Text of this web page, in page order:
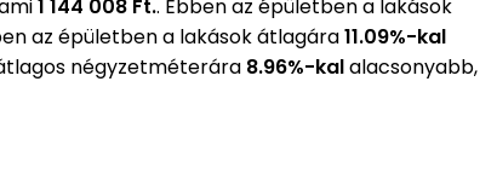
1 144 008 Ft.. Ebben az épületben a lakások
az épületben a lakások átlagára11.09%-kal
négyzetméterára 8.96%-kalalacsonyabb,